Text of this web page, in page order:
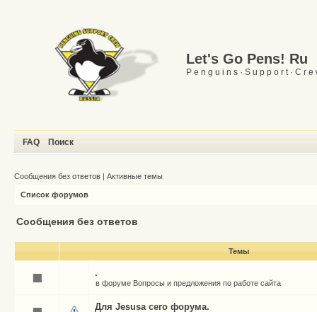
Let's Go Pens! Ru
P e n g u i n s · S u p p o r t · C r e
FAQ Поиск
Сообщения без ответов | Активные темы
Список форумов
Сообщения без ответов
Темы
.
в форуме Вопросы и предложения по работе сайта
Для Jesusа сего форума.